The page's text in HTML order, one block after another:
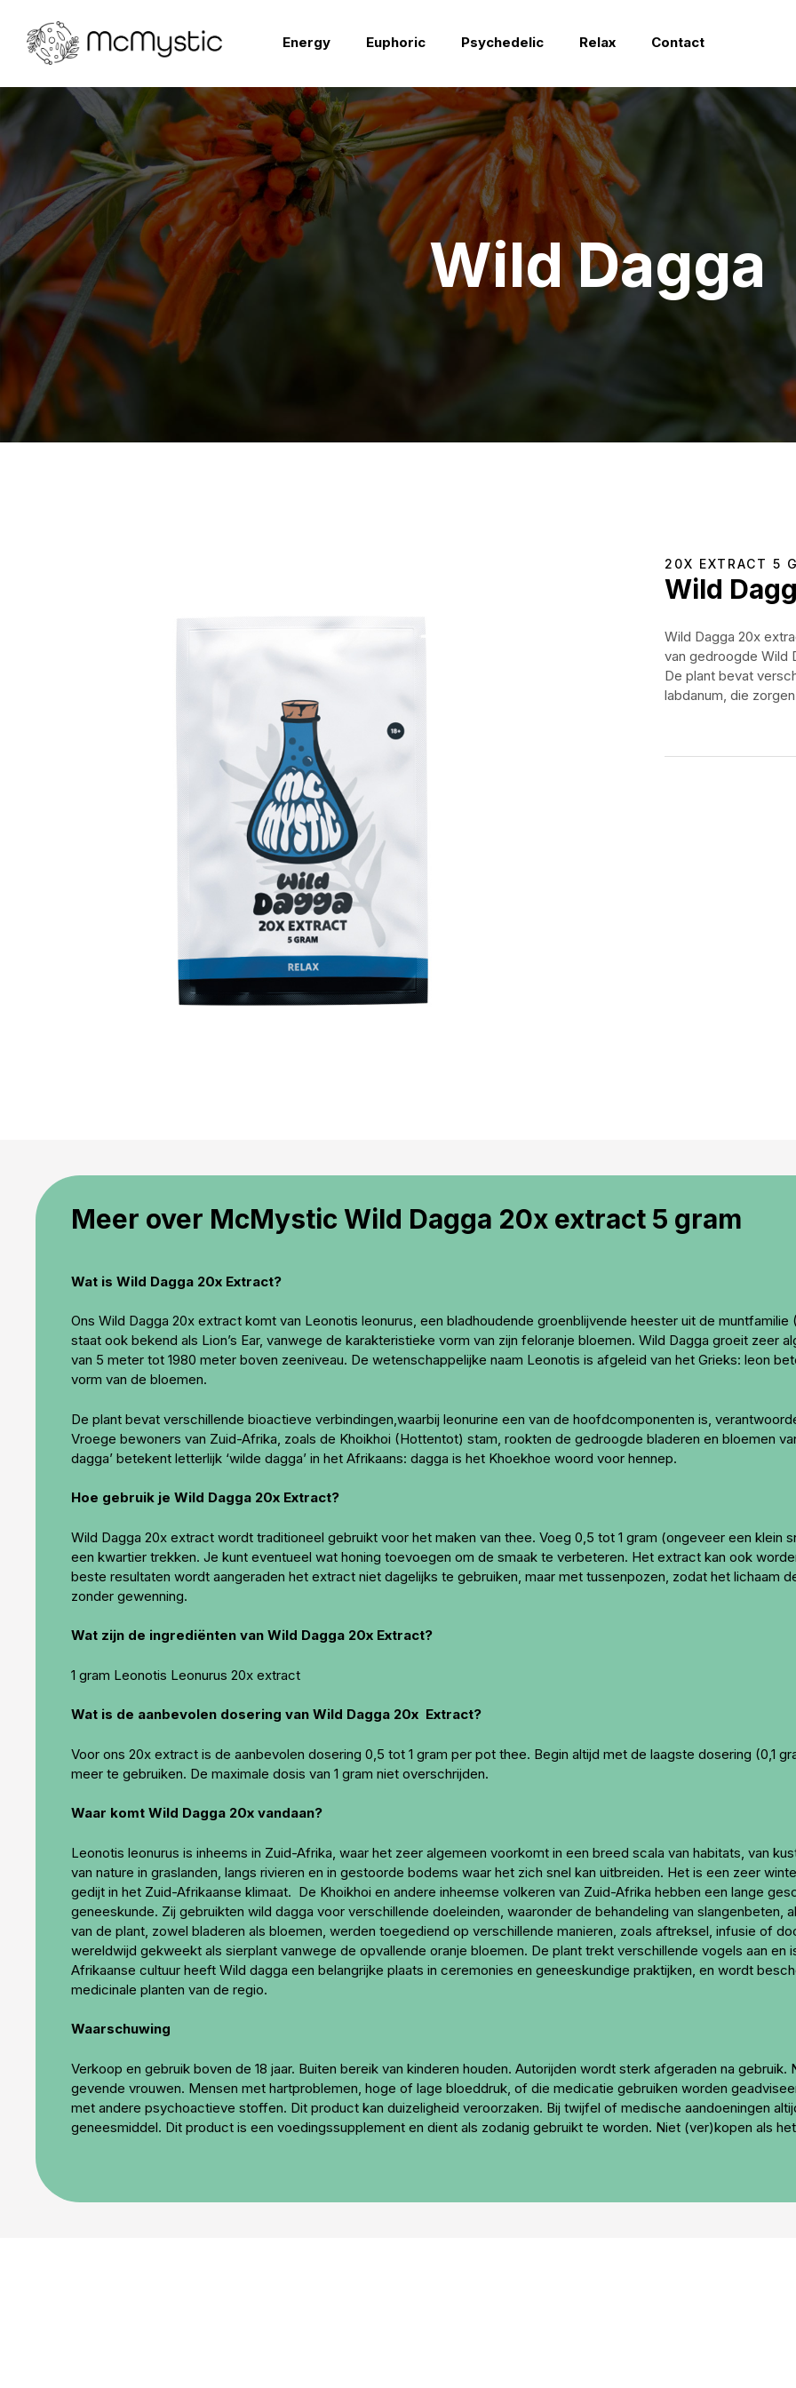
Energy Euphoric Psychedelic Relax Contact
Wild Dagga
20X EXTRACT 5
Wild
Wild Dagga 20x
van gedroogde Wild
De plant bevat
labdanum, die
Meer over McMystic Wild Dagga 20x extract 5 gram
Wat is Wild Dagga 20x Extract?
Ons Wild Dagga 20x extract komt van Leonotis leonurus, een bladhoudende groenblijvende heester uit de
staat ook bekend als Lion’s Ear, vanwege de karakteristieke vorm van zijn feloranje bloemen. Wild Dagga groeit zeer
van 5 meter tot 1980 meter boven zeeniveau. De wetenschappelijke naam Leonotis is afgeleid van het Grieks: leon
vorm van de bloemen.
De plant bevat verschillende bioactieve verbindingen,waarbij leonurine een van de hoofdcomponenten is,
Vroege bewoners van Zuid-Afrika, zoals de Khoikhoi (Hottentot) stam, rookten de gedroogde bladeren en bloemen
dagga’ betekent letterlijk ‘wilde dagga’ in het Afrikaans: dagga is het Khoekhoe woord voor hennep.
Hoe gebruik je Wild Dagga 20x Extract?
Wild Dagga 20x extract wordt traditioneel gebruikt voor het maken van thee. Voeg 0,5 tot 1 gram (ongeveer een klein
een kwartier trekken. Je kunt eventueel wat honing toevoegen om de smaak te verbeteren. Het extract kan ook
beste resultaten wordt aangeraden het extract niet dagelijks te gebruiken, maar met tussenpozen, zodat het lichaam
zonder gewenning.
Wat zijn de ingrediënten van Wild Dagga 20x Extract?
1 gram Leonotis Leonurus 20x extract
Wat is de aanbevolen dosering van Wild Dagga 20x Extract?
Voor ons 20x extract is de aanbevolen dosering 0,5 tot 1 gram per pot thee. Begin altijd met de laagste dosering (0,1
meer te gebruiken. De maximale dosis van 1 gram niet overschrijden.
Waar komt Wild Dagga 20x vandaan?
Leonotis leonurus is inheems in Zuid-Afrika, waar het zeer algemeen voorkomt in een breed scala van habitats, van
van nature in graslanden, langs rivieren en in gestoorde bodems waar het zich snel kan uitbreiden. Het is een zeer
gedijt in het Zuid-Afrikaanse klimaat. De Khoikhoi en andere inheemse volkeren van Zuid-Afrika hebben een lange
geneeskunde. Zij gebruikten wild dagga voor verschillende doeleinden, waaronder de behandeling van slangenbeten,
van de plant, zowel bladeren als bloemen, werden toegediend op verschillende manieren, zoals aftreksel, infusie of
wereldwijd gekweekt als sierplant vanwege de opvallende oranje bloemen. De plant trekt verschillende vogels aan en
Afrikaanse cultuur heeft Wild dagga een belangrijke plaats in ceremonies en geneeskundige praktijken, en wordt
medicinale planten van de regio.
Waarschuwing
Verkoop en gebruik boven de 18 jaar. Buiten bereik van kinderen houden. Autorijden wordt sterk afgeraden na
gevende vrouwen. Mensen met hartproblemen, hoge of lage bloeddruk, of die medicatie gebruiken worden
met andere psychoactieve stoffen. Dit product kan duizeligheid veroorzaken. Bij twijfel of medische aandoeningen
geneesmiddel. Dit product is een voedingssupplement en dient als zodanig gebruikt te worden. Niet (ver)kopen als